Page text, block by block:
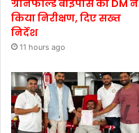
ग्रीनफील्ड बाईपास का DM ने
किया निरीक्षण, दिए सख्त
निर्देश
11 hours ago